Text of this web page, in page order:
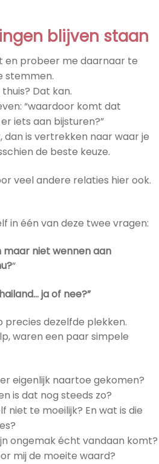
blijven staan
en probeer me daarnaar te
stemmen.
Dat kan.
“waardoor komt dat
iets aan bijsturen?”
dan is vertrekken naar waar je
de beste keuze.
veel andere relaties hier ook.
in één van deze twee vragen:
maar niet wennen aan
“
ja of nee?”
precies dezelfde plekken.
waren een paar simpele
eigenlijk naartoe gekomen?
is dat nog steeds zo?
niet te moeilijk? En wat is die
ongemak écht vandaan komt?
mij de moeite waard?